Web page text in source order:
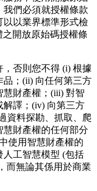
們必須就授權條款
以以業界標準形式檢
開放原始碼授權條
否則您不得 (i) 根據
品；(ii) 向任何第三方
財產權；(iii) 對智
譯；(iv) 向第三方
資料探勘、抓取、爬
財產權的任何部分
使用智慧財產權的
工智慧模型 (包括
而無論其係用於商業